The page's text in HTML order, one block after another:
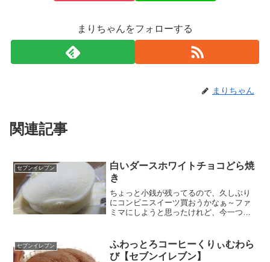
まりちゃんをフォローする
まりちゃん
関連記事
セブンイレブン
白いダースホワイトチョコどら焼
き
ちょっと小銭が残ってるので、久しぶり
にコンビニスイーツ買おうかなぁ～ファ
ミマにしようと思ったけれど、今一つ決
に意識が吸い込まれました。今日の気分
はこれなのかな？白いダー...
セブンイレブン
ふわっとろコーヒーくりぃむわら
び【セブンイレブン】